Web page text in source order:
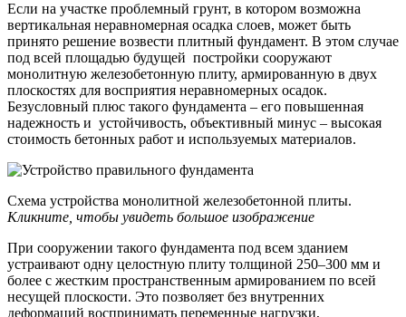
Если на участке проблемный грунт, в котором возможна
вертикальная неравномерная осадка слоев, может быть
принято решение возвести плитный фундамент. В этом случае
под всей площадью будущей постройки сооружают
монолитную железобетонную плиту, армированную в двух
плоскостях для восприятия неравномерных осадок.
Безусловный плюс такого фундамента – его повышенная
надежность и устойчивость, объективный минус – высокая
стоимость бетонных работ и используемых материалов.
Схема устройства монолитной железобетонной плиты.
Кликните, чтобы увидеть большое изображение
При сооружении такого фундамента под всем зданием
устраивают одну целостную плиту толщиной 250–300 мм и
более с жестким пространственным армированием по всей
несущей плоскости. Это позволяет без внутренних
деформаций воспринимать переменные нагрузки,